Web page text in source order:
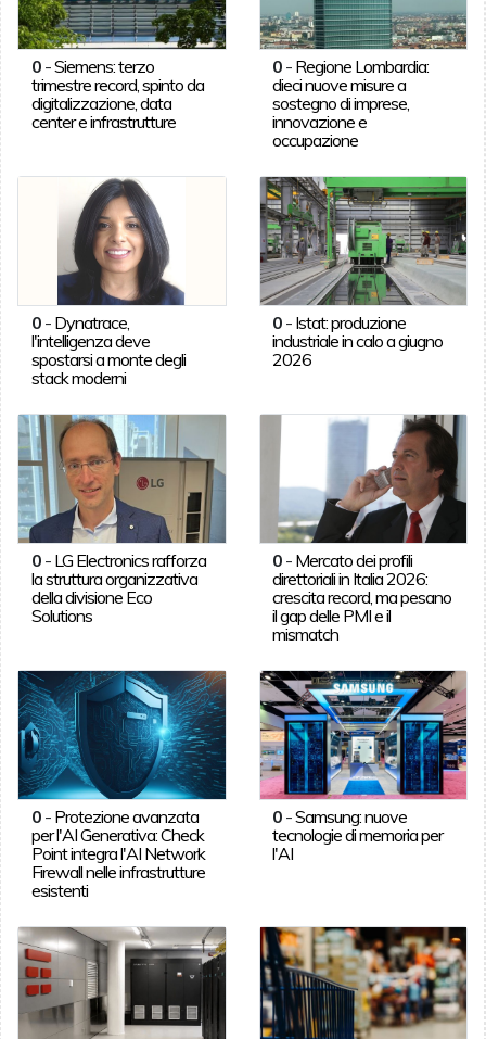
0-Siemens: terzo
trimestre record, spinto da
digitalizzazione, data
center e infrastrutture
0 - Regione Lombardia:
dieci nuove misure a
sostegno di imprese,
innovazione e
occupazione
0- Dynatrace,
l'intelligenza deve
spostarsi a monte degli
stack moderni
0 - Istat: produzione
industriale in calo a giugno
2026
0- LG Electronics rafforza
la struttura organizzativa
della divisione Eco
Solutions
0 - Mercato dei profili
direttoriali in Italia 2026:
crescita record, ma pesano
il gap delle PMI e il
mismatch
0- Protezione avanzata
per l'AI Generativa: Check
Point integra l'AI Network
Firewall nelle infrastrutture
esistenti
0 -Samsung: nuove
tecnologie di memoria per
l'AI